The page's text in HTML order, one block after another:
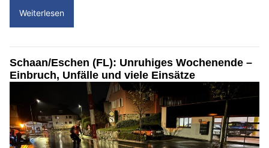
Weiterlesen
Schaan/Eschen (FL): Unruhiges Wochenende –
Einbruch, Unfälle und viele Einsätze